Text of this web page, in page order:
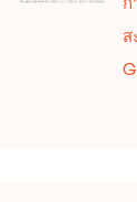
ส